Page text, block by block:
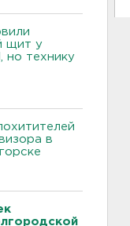
щит у
но технику
в